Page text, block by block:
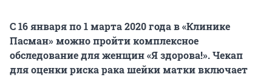
С 16 января по 1 марта 2020 года в «Клинике
Пасман» можно пройтикомплексное
обследование для женщин «Я здорова!».Чекап
для оценки риска рака шейки матки включает